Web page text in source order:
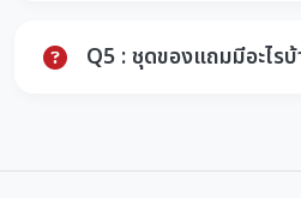
Q5 : ชุดของแถมมีอะไรบ้